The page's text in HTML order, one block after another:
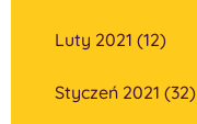
Luty 2021 (12)
Styczeń 2021 (32)